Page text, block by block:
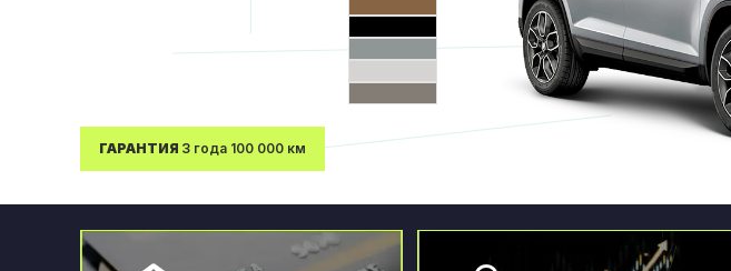
ГАРАНТИЯ 3 года 100 000 км